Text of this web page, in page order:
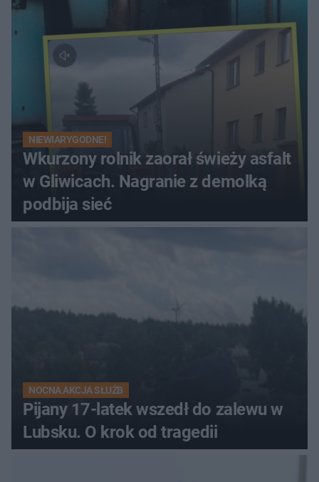
NIEWIARYGODNE!
Wkurzony rolnik zaorał świeży asfalt
w Gliwicach. Nagranie z demolką
podbija sieć
NOCNA AKCJA SŁUŻB
Pijany 17-latek wszedł do zalewu w
Lubsku. O krok od tragedii